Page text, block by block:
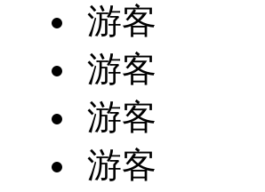
游客
游客
游客
游客